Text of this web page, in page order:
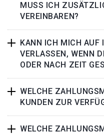
MUSS ICH
VEREINBAREN?
KANN ICH MICH AUF
VERLASSEN, WENN
ODER NACH ZEIT
WELCHE
KUNDEN ZUR
WELCHE